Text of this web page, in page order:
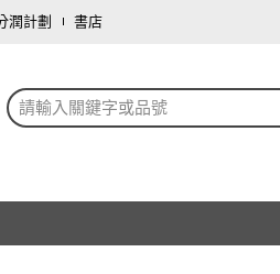
潤計劃 書店
請輸入關鍵字或品號